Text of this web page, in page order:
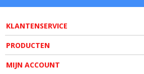
KLANTENSERVICE
PRODUCTEN
MIJN ACCOUNT